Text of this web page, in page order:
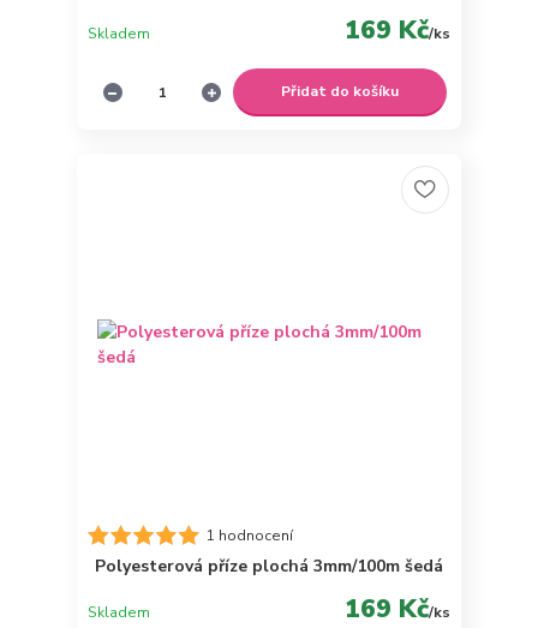
169 Kč/ks
Skladem
Přidat do košíku
1 hodnocení
Polyesterová příze plochá 3mm/100m šedá
169 Kč/ks
Skladem